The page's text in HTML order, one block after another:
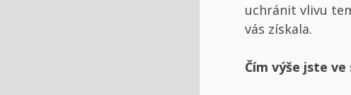
uchránit vlivu
vás získala.
Čím výše jste